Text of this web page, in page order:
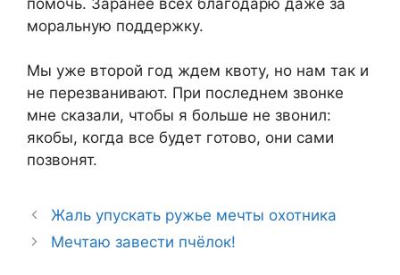
моральную поддержку.
Мы уже второй год ждем квоту, но нам так и
не перезванивают. При последнем звонке
мне сказали, чтобы я больше не звонил:
якобы, когда все будет готово, они сами
позвонят.
Жаль упускать ружье мечты охотника
Мечтаю завести пчёлок!